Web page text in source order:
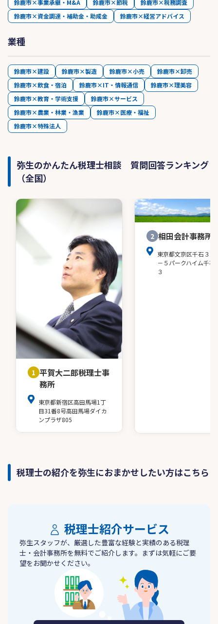
鈴鹿市×事業承継・M&A 鈴鹿市×節税
鈴鹿市×税務調査
鈴鹿市×資金調達・補助金・助成金
鈴鹿市×経営アドバイス
業種
鈴鹿市×建設 鈴鹿市×製造 鈴鹿市×小売
鈴鹿市×卸売
鈴鹿市×飲食・宿泊
鈴鹿市×IT・情報通信
鈴鹿市×理美容
鈴鹿市×教育・学術支援
鈴鹿市×サービス
鈴鹿市×農業・林業・漁業
鈴鹿市×医療・福祉
鈴鹿市×特殊法人
弥生のかんたん税理士相談 質問回答ランキング
（全国）
1 平賀大二郎税理士事
務所
東京都新宿区高田馬場1丁
目31番8号高田馬場ダイカ
ンプラザ805
2 相田会計事務所
東京都文京区千石３－
－５パークハイム千石
３
税理士の紹介を弥生におまかせしたい方はこちら
税理士紹介サービス
弥生スタッフが、厳選した豊富な経験と実績のある税理
士・会計事務所を無料でご紹介します。まずは気軽にご要
望をお聞かせください。